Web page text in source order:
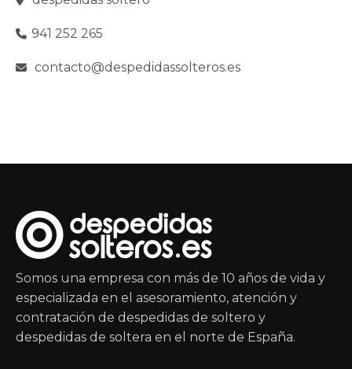
941 252 265
contacto@despedidassolteros.es
Somos una empresa con más de 10 años de vida y
especializada en el asesoramiento, atención y
contratación de despedidas de soltero y
despedidas de soltera en el norte de España.